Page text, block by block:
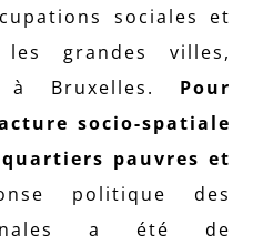
sociales et
grandes villes,
à Bruxelles. Pour
socio-spatiale
pauvres et
politique des
a été de